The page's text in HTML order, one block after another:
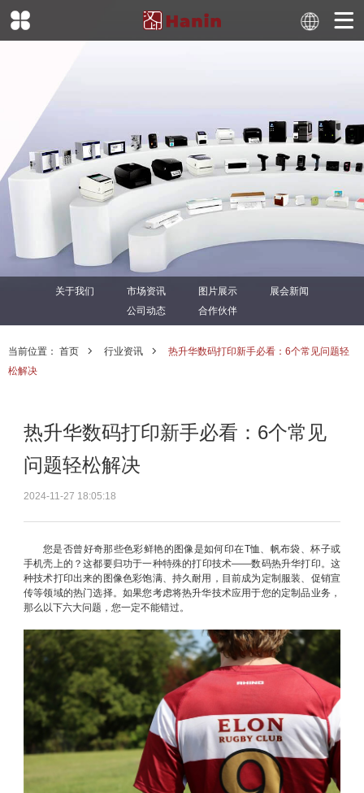
关于我们 市场资讯 图片展示
展会新闻
公司动态
合作伙伴
当前位置： 首页 行业资讯
热升华数码打印新手必看：6个常见问题轻
松解决
热升华数码打印新手必看：6个常见
问题轻松解决
2024-11-27 18:05:18
您是否曾好奇那些色彩鲜艳的图像是如何印在T恤、帆布袋、杯子或
手机壳上的？这都要归功于一种特殊的打印技术——数码热升华打印。这
种技术打印出来的图像色彩饱满、持久耐用，目前成为定制服装、促销宣
传等领域的热门选择。如果您考虑将热升华技术应用于您的定制品业务，
那么以下六大问题，您一定不能错过。